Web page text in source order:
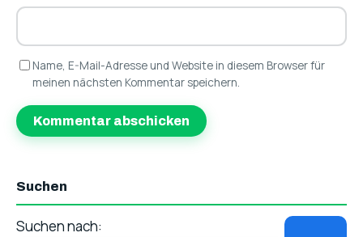
Name, E-Mail-Adresse und Website in diesem Browser für
meinen nächsten Kommentar speichern.
Suchen
Suchen nach: